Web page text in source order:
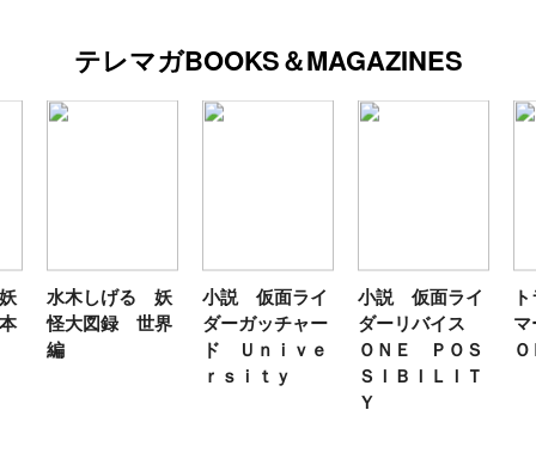
テレマガBOOKS＆MAGAZINES
水木しげる 妖
怪大図録 世界
編
小説 仮面ライ
ダーガッチャー
ド Ｕｎｉｖｅ
ｒｓｉｔｙ
小説 仮面ライ
ダーリバイス
ＯＮＥ ＰＯＳ
ＳＩＢＩＬＩＴ
Ｙ